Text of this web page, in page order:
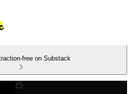
free on Substack